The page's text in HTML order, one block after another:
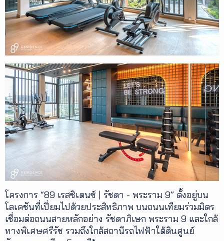
โครงการ “89 เรสซิเดนซ์ | รัชดา - พระราม 9” ตั้งอยู่บน
โลเคชันที่เปี่ยมไปด้วยประสิทธิภาพ บนถนนเทียมร่วมมิตร
เชื่อมต่อถนนสายหลักอย่าง รัชดาภิเษก พระราม 9 และใกล้
ทางพิเศษศรีรัช รวมถึงใกล้สถานีรถไฟฟ้าใต้ดินศูนย์